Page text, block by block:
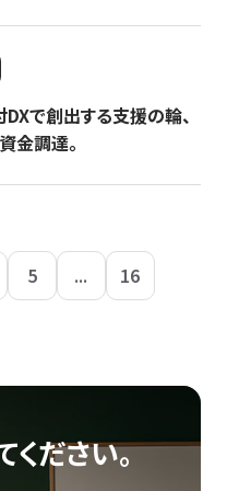
DXで創出する支援の輪、
金調達。
5 ... 16
ださい。